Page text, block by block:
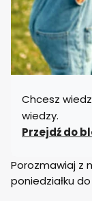
Chcesz
wiedzy.
Przejdź do
Porozmawiaj z
poniedziałku